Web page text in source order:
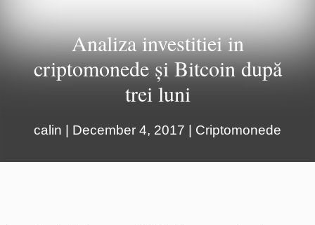
Analiza investitiei in
criptomonede și Bitcoin după
trei luni
calin | December 4, 2017 | Criptomonede